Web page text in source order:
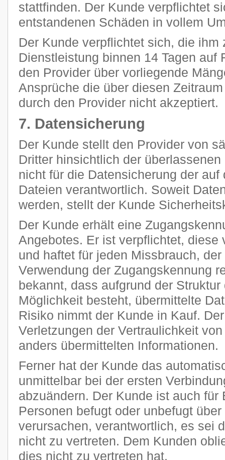
stattfinden. Der Kunde verpflichtet
entstandenen Schäden in vollem
Der Kunde verpflichtet sich, die ihm
Dienstleistung binnen 14 Tagen auf
den Provider über vorliegende
Ansprüche die über diesen
durch den Provider nicht akzeptiert.
7. Datensicherung
Der Kunde stellt den Provider von
Dritter hinsichtlich der
nicht für die Datensicherung der
Dateien verantwortlich. Soweit
werden, stellt der Kunde
Der Kunde erhält eine
Angebotes. Er ist verpflichtet, diese
und haftet für jeden Missbrauch,
Verwendung der Zugangskennung
bekannt, dass aufgrund der
Möglichkeit besteht, übermittelte
Risiko nimmt der Kunde in Kauf.
Verletzungen der Vertraulichkeit
anders übermittelten Informationen.
Ferner hat der Kunde das
unmittelbar bei der ersten
abzuändern. Der Kunde ist auch für
Personen befugt oder unbefugt
verursachen, verantwortlich, es sei
nicht zu vertreten. Dem Kunden
dies nicht zu vertreten hat.